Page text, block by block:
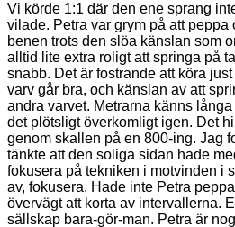
Vi körde 1:1 där den ene sprang
vilade. Petra var grym på att peppa
benen trots den slöa känslan som
alltid lite extra roligt att springa på
snabb. Det är fostrande att köra
varv går bra, och känslan av att
andra varvet. Metrarna känns
det plötsligt överkomligt igen. Det
genom skallen på en 800-ing. Jag
tänkte att den soliga sidan hade
fokusera på tekniken i motvinden i
av, fokusera. Hade inte Petra
övervägt att korta av intervallerna.
sällskap bara-gör-man. Petra är